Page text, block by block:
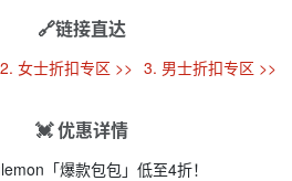
🔗链接直达
2. 女士折扣专区 >> 3. 男士折扣专区 >>
💓 优惠详情
「爆款包包」低至4折！